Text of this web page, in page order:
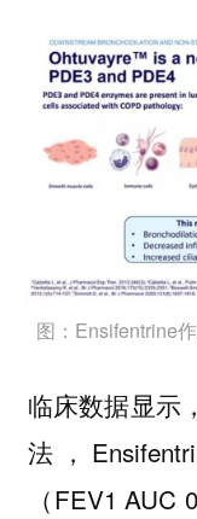
图：Ensifentrine
临床数据显示
法，
（FEV1 AUC